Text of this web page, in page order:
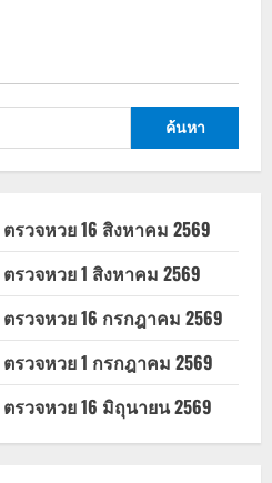
รวจหวย 16 สิงหาคม 2569
รวจหวย 1 สิงหาคม 2569
รวจหวย 16 กรกฎาคม 2569
รวจหวย 1 กรกฎาคม 2569
รวจหวย 16 มิถุนายน 2569